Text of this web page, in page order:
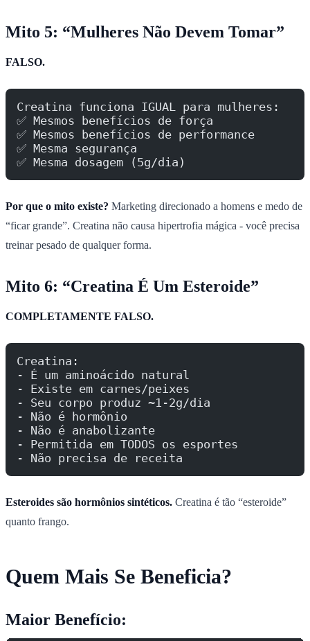
Mito 5: “Mulheres Não Devem Tomar”
FALSO.
Creatina funciona IGUAL para mulheres:
✅ Mesmos benefícios de força
✅ Mesmos benefícios de performance
✅ Mesma segurança
✅ Mesma dosagem (5g/dia)
Por que o mito existe? Marketing direcionado a homens e medo de
“ficar grande”. Creatina não causa hipertrofia mágica - você precisa
treinar pesado de qualquer forma.
Mito 6: “Creatina É Um Esteroide”
COMPLETAMENTE FALSO.
Creatina:
- É um aminoácido natural
- Existe em carnes/peixes
- Seu corpo produz ~1-2g/dia
- Não é hormônio
- Não é anabolizante
- Permitida em TODOS os esportes
- Não precisa de receita
Esteroides são hormônios sintéticos. Creatina é tão “esteroide”
quanto frango.
Quem Mais Se Beneficia?
Maior Benefício: